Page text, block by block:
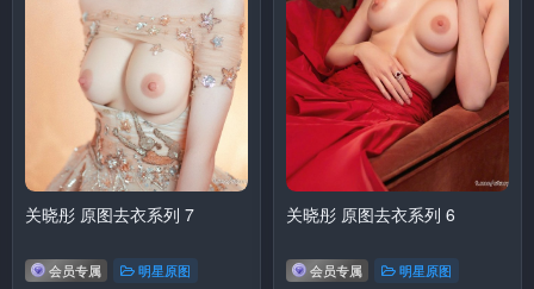
关晓彤 原图去衣系列 7
会员专属 明星原图
关晓彤 原图去衣系列 6
会员专属 明星原图